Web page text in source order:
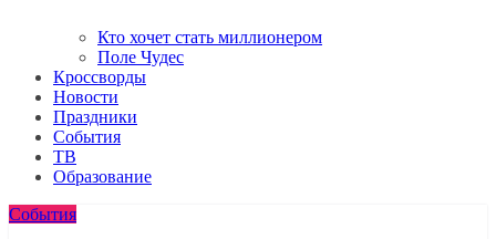
Кто хочет стать миллионером
Поле Чудес
Кроссворды
Новости
Праздники
События
ТВ
Образование
События